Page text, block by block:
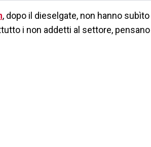
, dopo il dieselgate, non hanno
i non addetti al settore,